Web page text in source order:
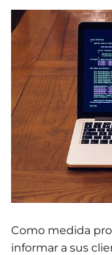
Como medida
informar a sus